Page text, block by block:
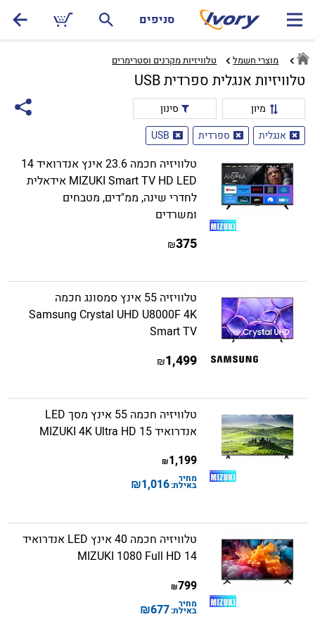
סניפים
מוצרי חשמל טלוויזיות מקרנים וסטרימרים‏
טלוויזיות אנגלית ספרדית USB
מיון
סינון
אנגלית
ספרדית USB
טלוויזיה חכמה 23.6 אינץ אנדרואיד 14
MIZUKI Smart TV HD LED אידאלית
לחדרי שינה, ממ"דים, מטבחים
ומשרדים
375
₪
טלוויזיה 55 אינץ סמסונג חכמה
Samsung Crystal UHD U8000F 4K
Smart TV
1,499
₪
טלוויזיה חכמה 55 אינץ מסך LED
אנדרואיד 15 MIZUKI 4K Ultra HD
1,199
₪
מחיר
באילת:1,016
₪
טלוויזיה חכמה 40 אינץ LED אנדרואיד
14 MIZUKI 1080 Full HD
799
₪
מחיר
באילת:677
₪